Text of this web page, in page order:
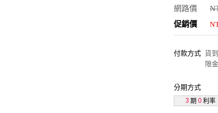
網路價
促銷價
付款方式 貨
限
分期方式
3 期 0 利率